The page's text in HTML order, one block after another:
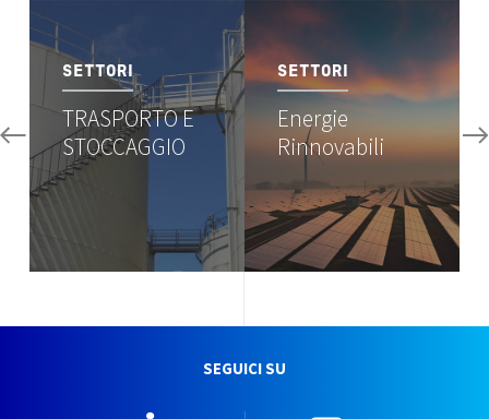
SETTORI
TRASPORTO E
STOCCAGGIO
Image
SETTORI
Energie
Rinnovabili
SEGUICI SU